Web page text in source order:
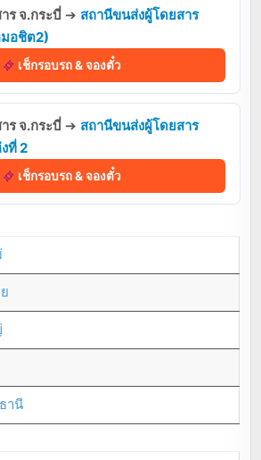
ร จ.กระบี่ ➔ สถานีขนส่งผู้โดยสาร
มอชิต2)
เช็กรอบรถ & จองตั๋ว
ร จ.กระบี่ ➔ สถานีขนส่งผู้โดยสาร
ที่ 2
เช็กรอบรถ & จองตั๋ว
านี